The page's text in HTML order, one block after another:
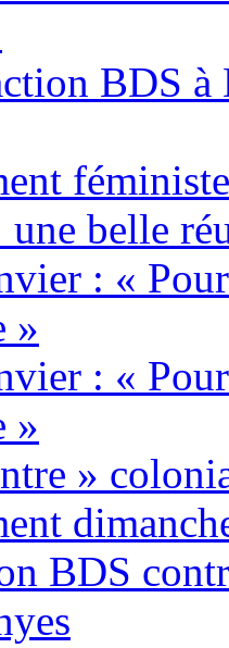
BDS
belle
: «
»
: «
»
»
BDS